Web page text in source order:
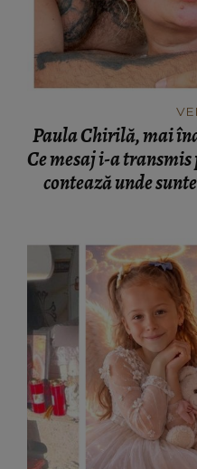
Paula Chirilă, mai
Ce mesaj i-a
contează unde